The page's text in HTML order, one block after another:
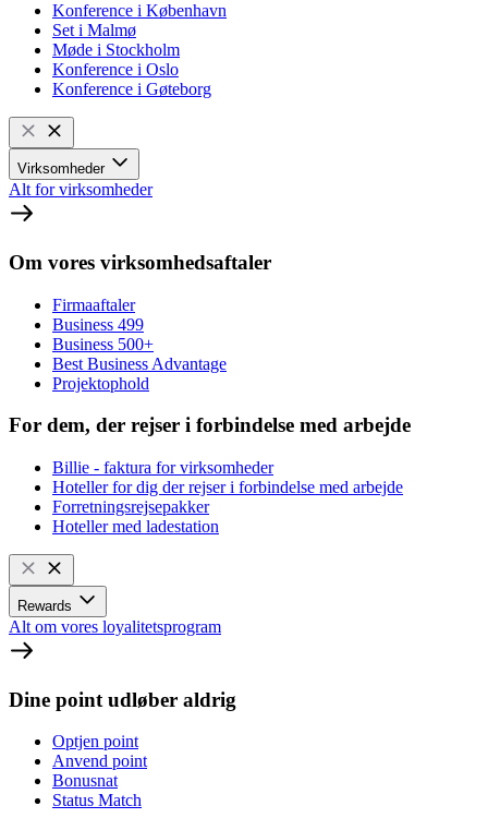
Konference i København
Set i Malmø
Møde i Stockholm
Konference i Oslo
Konference i Gøteborg
Virksomheder
Alt for virksomheder
Om vores virksomhedsaftaler
Firmaaftaler
Business 499
Business 500+
Best Business Advantage
Projektophold
For dem, der rejser i forbindelse med arbejde
Billie - faktura for virksomheder
Hoteller for dig der rejser i forbindelse med arbejde
Forretningsrejsepakker
Hoteller med ladestation
Rewards
Alt om vores loyalitetsprogram
Dine point udløber aldrig
Optjen point
Anvend point
Bonusnat
Status Match